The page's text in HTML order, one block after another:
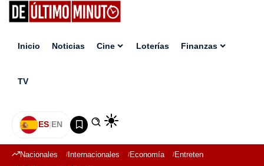
Inicio Noticias Cine Loterías Finanzas
TV
ES|EN
Nacionales Internacionales Economía Entretenimiento